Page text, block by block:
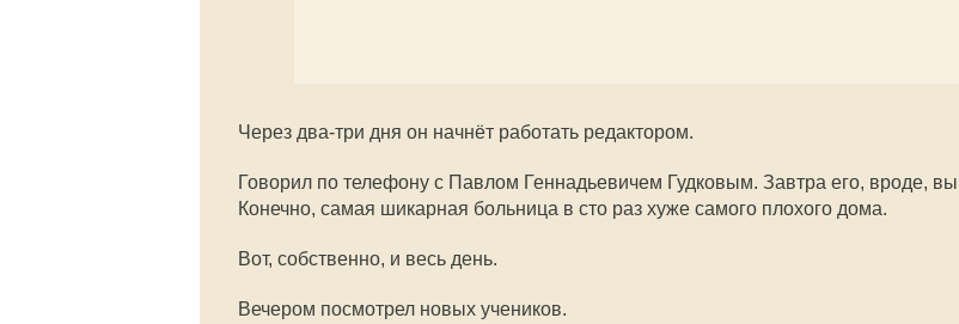
Через два-три дня он начнёт работать редактором.
Говорил по телефону с Павлом Геннадьевичем Гудковым. Завтра его, вроде,
Конечно, самая шикарная больница в сто раз хуже самого плохого дома.
Вот, собственно, и весь день.
Вечером посмотрел новых учеников.